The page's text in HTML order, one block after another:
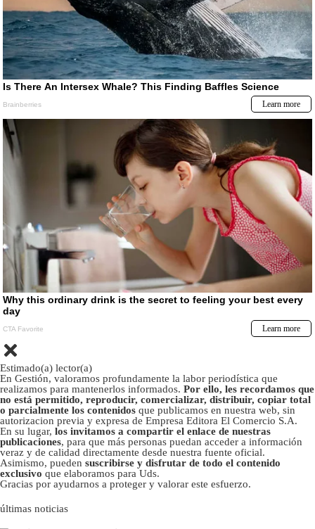
Estimado(a) lector(a)
En Gestión, valoramos profundamente la labor periodística que
realizamos para mantenerlos informados. Por ello, les recordamos que
no está permitido, reproducir, comercializar, distribuir, copiar total
o parcialmente los contenidos que publicamos en nuestra web, sin
autorizacion previa y expresa de Empresa Editora El Comercio S.A.
En su lugar, los invitamos a compartir el enlace de nuestras
publicaciones, para que más personas puedan acceder a información
veraz y de calidad directamente desde nuestra fuente oficial.
Asimismo, pueden suscribirse y disfrutar de todo el contenido
exclusivo que elaboramos para Uds.
Gracias por ayudarnos a proteger y valorar este esfuerzo.
últimas noticias